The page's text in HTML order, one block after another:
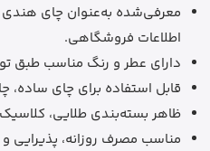
معرفی‌شده به‌عنوان چای هندی
اطلاعات فروشگاهی.
دارای عطر و رنگ مناسب طبق
قابل استفاده برای چای ساده،
ظاهر بسته‌بندی طلایی،
مناسب مصرف روزانه، پذیرایی